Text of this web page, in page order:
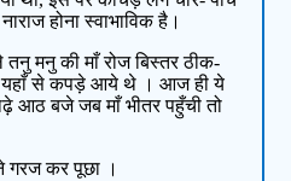
होना स्वाभाविक है।
मनु की माँ रोज बिस्तर ठीक-
यहाँ से कपड़े आये थे । आज ही ये
आठ बजे जब माँ भीतर पहुँची तो
गरज कर पूछा ।